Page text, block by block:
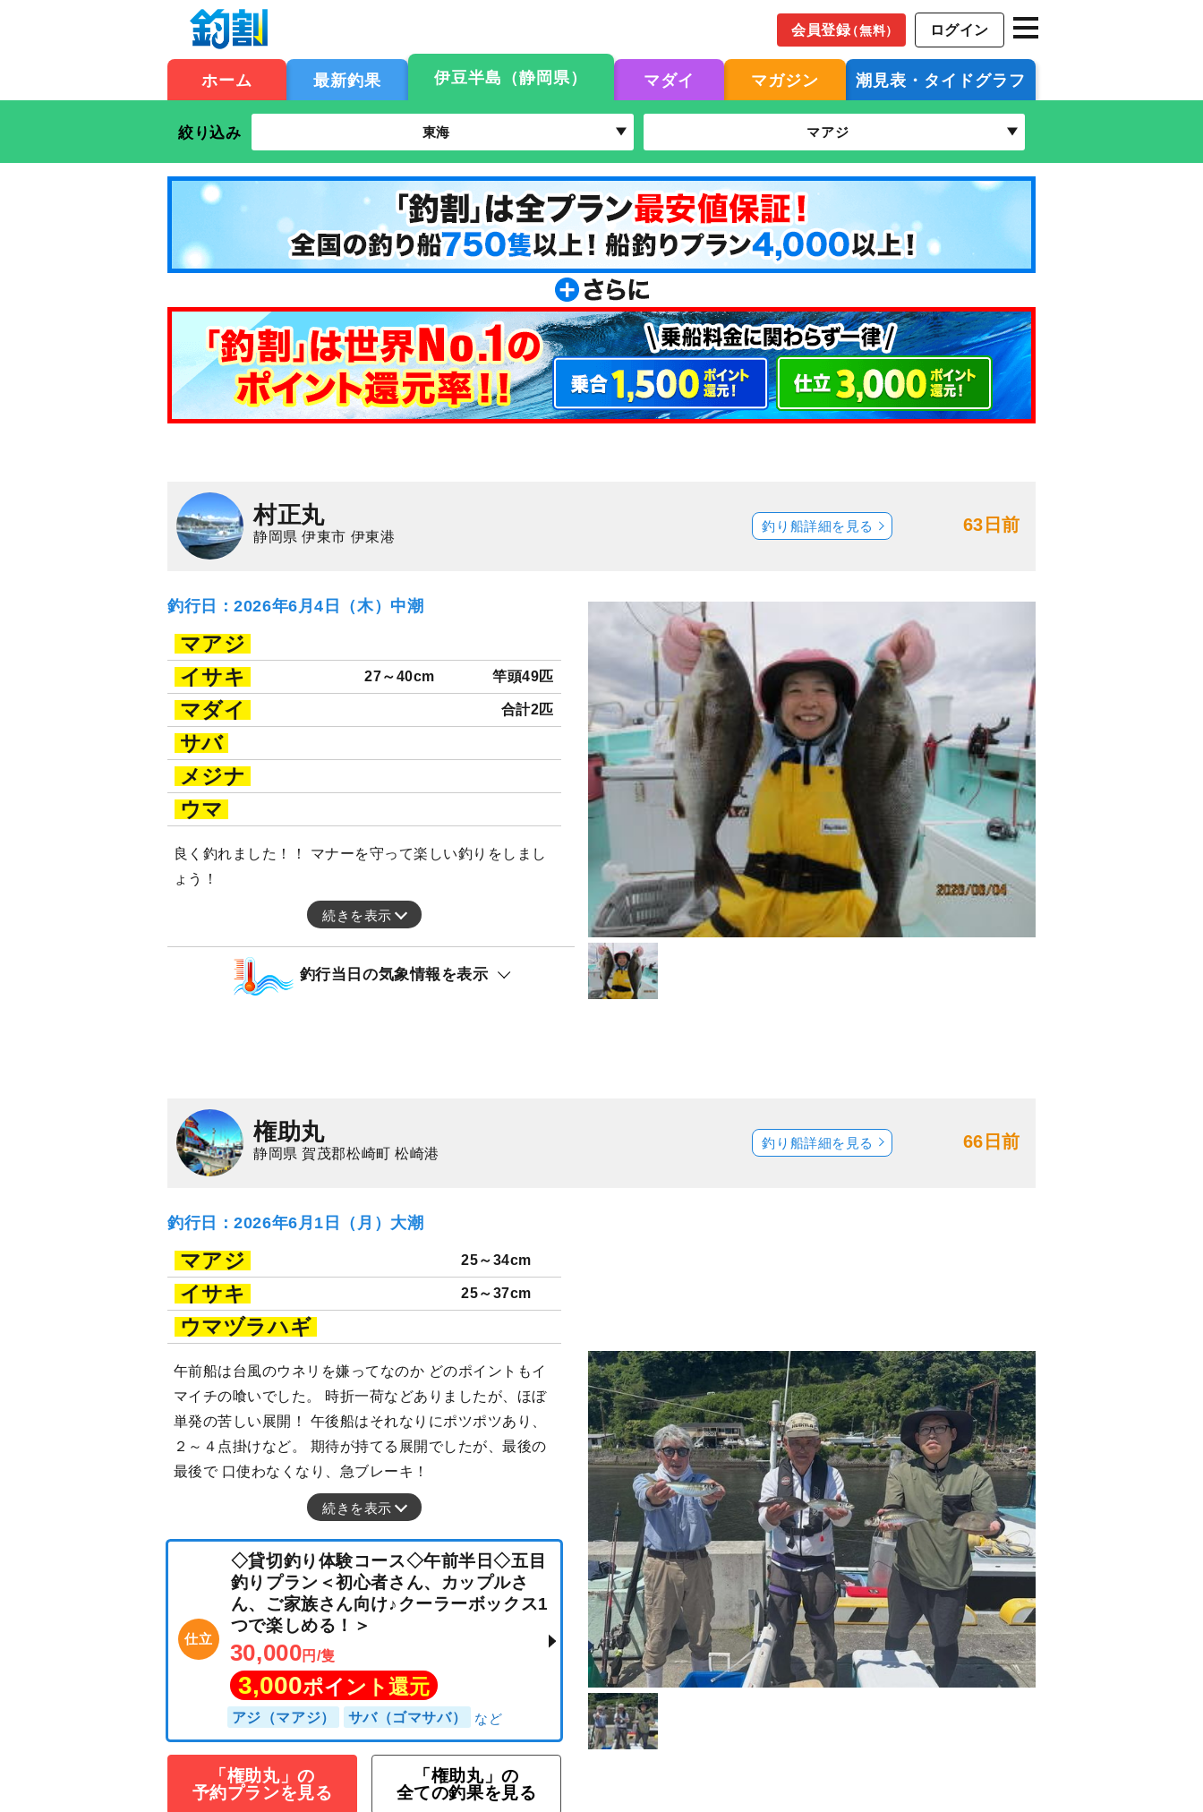
会員登録（無料） ログイン
ホーム 最新釣果 伊豆半島（静岡県） マダイ マガジン 潮見表・タイドグラフ
絞り込み 東海 マアジ
村正丸
静岡県 伊東市 伊東港
63日前
釣り船詳細を見る
釣行日：2026年6月4日（木）中潮
マアジ
イサキ
27～40cm 竿頭49匹
マダイ 合計2匹
サバ
メジナ
ウマ
良く釣れました！！ マナーを守って楽しい釣りをしまし
ょう！
続きを表示
釣行当日の気象情報を表示
権助丸
静岡県 賀茂郡松崎町 松崎港
66日前
釣り船詳細を見る
釣行日：2026年6月1日（月）大潮
マアジ 25～34cm
イサキ 25～37cm
ウマヅラハギ
午前船は台風のウネリを嫌ってなのか どのポイントもイ
マイチの喰いでした。 時折一荷などありましたが、ほぼ
単発の苦しい展開！ 午後船はそれなりにポツポツあり、
２～４点掛けなど。 期待が持てる展開でしたが、最後の
最後で 口使わなくなり、急ブレーキ！
続きを表示
仕立
◇貸切釣り体験コース◇午前半日◇五目
釣りプラン＜初心者さん、カップルさ
ん、ご家族さん向け♪クーラーボックス1
つで楽しめる！＞
30,000円/隻
「権助丸」の
予約プランを見る
「権助丸」の
全ての釣果を見る